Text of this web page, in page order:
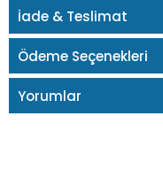
İade & Teslimat
Ödeme Seçenekleri
Yorumlar